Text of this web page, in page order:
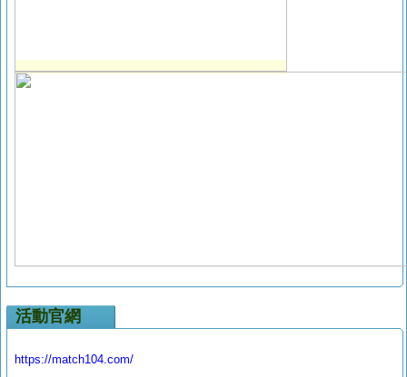
活動官網
https://match104.com/